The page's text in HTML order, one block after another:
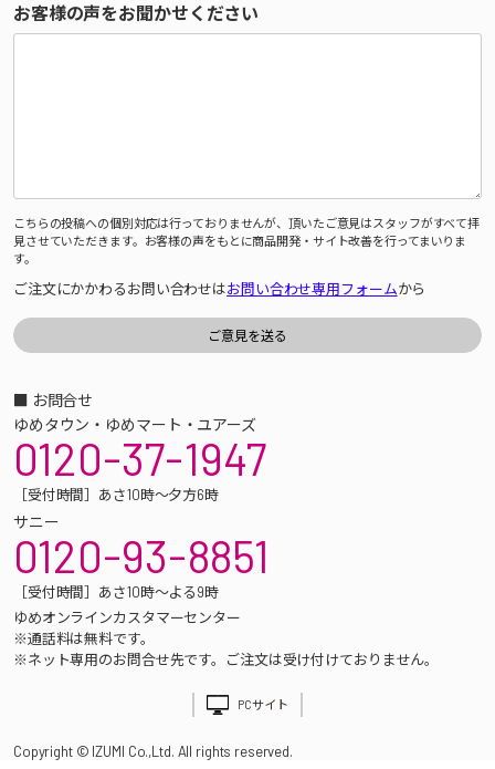
お客様の声をお聞かせください
こちらの投稿への個別対応は行っておりませんが、頂いたご意見はスタッフがすべて拝
見させていただきます。お客様の声をもとに商品開発・サイト改善を行ってまいりま
す。
ご注文にかかわるお問い合わせはお問い合わせ専用フォームから
■ お問合せ
ゆめタウン・ゆめマート・ユアーズ
0120-37-1947
［受付時間］あさ10時～夕方6時
サニー
0120-93-8851
［受付時間］あさ10時～よる9時
ゆめオンラインカスタマーセンター
※通話料は無料です。
※ネット専用のお問合せ先です。ご注文は受け付けておりません。
PCサイト
Copyright © IZUMI Co.,Ltd. All rights reserved.